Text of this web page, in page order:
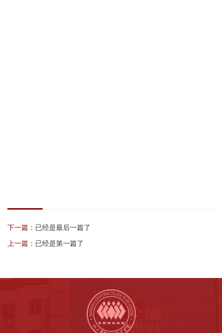
下一篇： 已经是最后一篇了
上一篇： 已经是第一篇了